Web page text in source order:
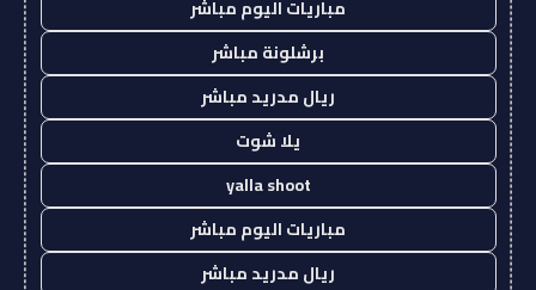
مباريات اليوم مباشر
برشلونة مباشر
ريال مدريد مباشر
يلا شوت
yalla shoot
مباريات اليوم مباشر
ريال مدريد مباشر